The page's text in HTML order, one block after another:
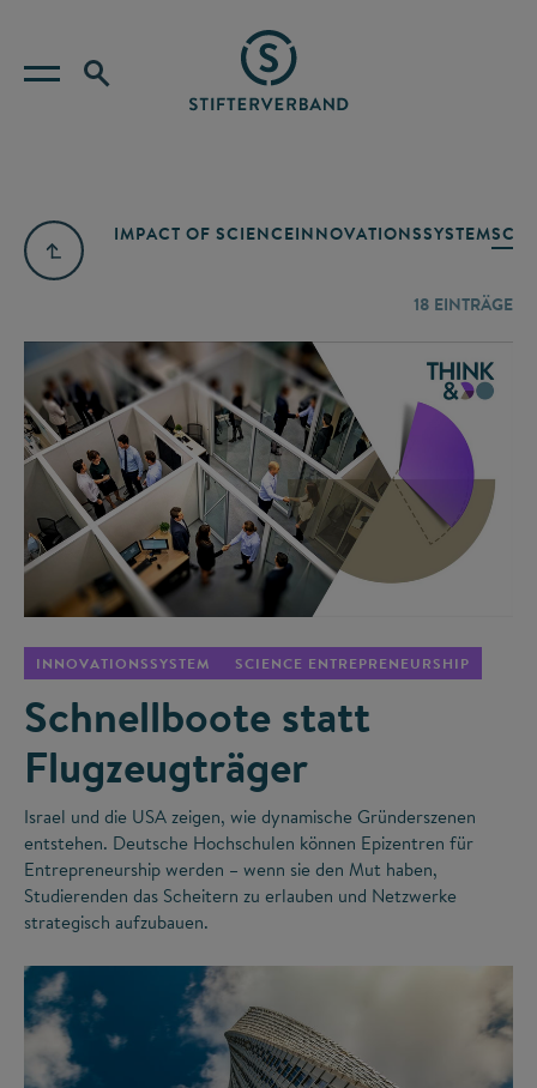
IMPACT OF SCIENCEINNOVATIONSSYSTEM
18 EINTRÄGE
INNOVATIONSSYSTEM SCIENCE ENTREPRENEURSHIP
Schnellboote statt
Flugzeugträger
Israel und die USA zeigen, wie dynamische Gründerszenen
entstehen. Deutsche Hochschulen können Epizentren für
Entrepreneurship werden – wenn sie den Mut haben,
Studierenden das Scheitern zu erlauben und Netzwerke
strategisch aufzubauen.